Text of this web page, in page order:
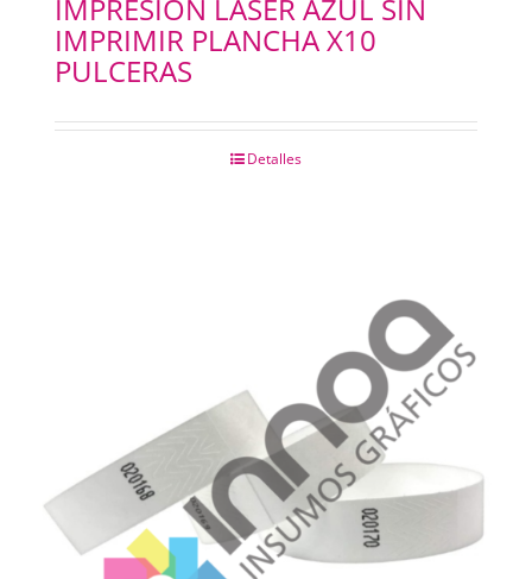
CHAPAS METALICAS
IMANES
IMPRESION LASER AZUL SIN
IMPRIMIR PLANCHA X10
PULCERAS
Detalles